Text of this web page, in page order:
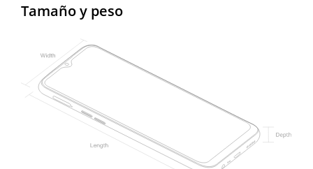
Tamaño y peso